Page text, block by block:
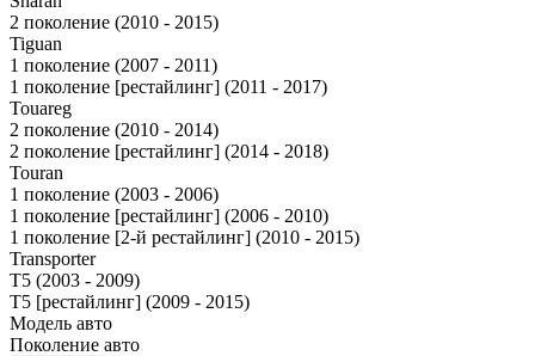
2 поколение (2010 - 2015)
Tiguan
1 поколение (2007 - 2011)
1 поколение [рестайлинг] (2011 - 2017)
Touareg
2 поколение (2010 - 2014)
2 поколение [рестайлинг] (2014 - 2018)
Touran
1 поколение (2003 - 2006)
1 поколение [рестайлинг] (2006 - 2010)
1 поколение [2-й рестайлинг] (2010 - 2015)
Transporter
T5 (2003 - 2009)
T5 [рестайлинг] (2009 - 2015)
Модель авто
Поколение авто